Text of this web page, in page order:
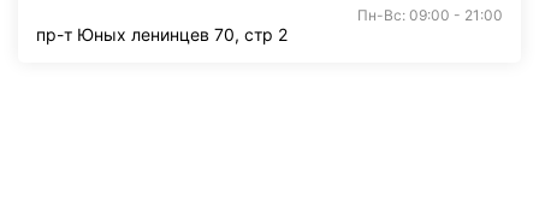
Пн-Вс: 09:00 - 21:00
пр-т Юных ленинцев 70, стр 2